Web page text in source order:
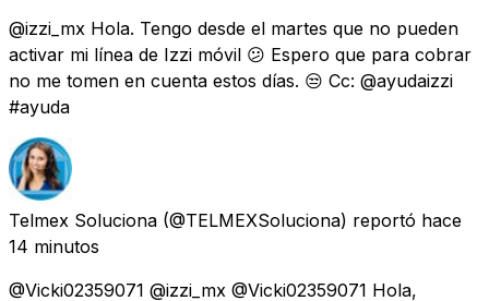
@izzi_mx Hola. Tengo desde el martes que no pueden
activar mi línea de Izzi móvil 😕 Espero que para cobrar
no me tomen en cuenta estos días. 😒 Cc: @ayudaizzi
#ayuda
Telmex Soluciona (@TELMEXSoluciona) reportó hace
14 minutos
@Vicki02359071 @izzi_mx @Vicki02359071 Hola,